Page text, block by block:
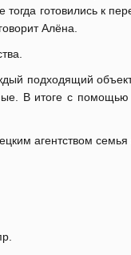
готовились к
Алёна.
подходящий
В итоге с
агентством семья